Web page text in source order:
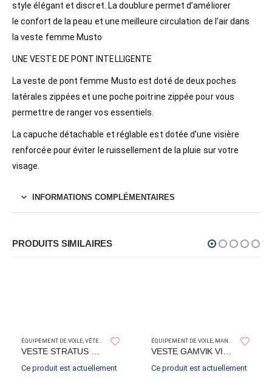
style élégant et discret. La doublure permet d’améliorer
le confort de la peau et une meilleure circulation de l’air dans
la veste femme Musto
UNE VESTE DE PONT INTELLIGENTE
La veste de pont femme Musto est doté de deux poches
latérales zippées et une poche poitrine zippée pour vous
permettre de ranger vos essentiels.
La capuche détachable et réglable est dotée d’une visière
renforcée pour éviter le ruissellement de la pluie sur votre
visage.
INFORMATIONS COMPLÉMENTAIRES
PRODUITS SIMILAIRES
VÊTEMENTS ÉTANCHESMUSTO
ÉQUIPEMENT DE VOILE,VÊTEMENTS ÉTANCHES GUY COTTEN
VESTE STRATUS GLENTEX
Ce produit est actuellement
ÉQUIPEMENT DE VOILE, MANTEAUX/VESTES/PULLS
VESTE GAMVIK VISTEX
Ce produit est actuellement